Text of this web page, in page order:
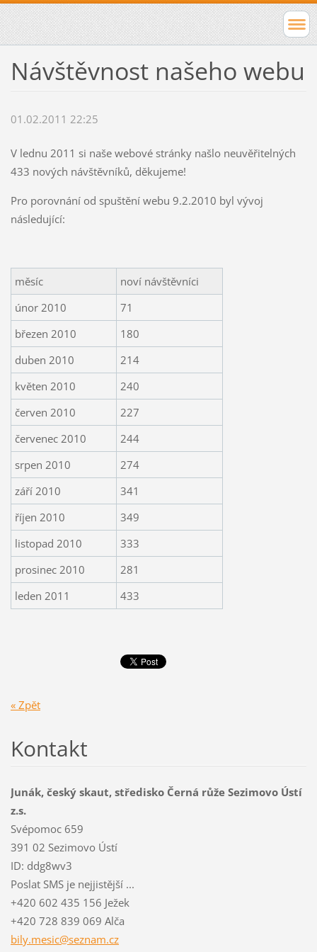
Návštěvnost našeho webu
01.02.2011 22:25
V lednu 2011 si naše webové stránky našlo neuvěřitelných
433 nových návštěvníků, děkujeme!
Pro porovnání od spuštění webu 9.2.2010 byl vývoj
následující:
měsíc
noví návštěvníci
únor 2010
71
březen 2010
180
duben 2010
214
květen 2010
240
červen 2010
227
červenec 2010
244
srpen 2010
274
září 2010
341
říjen 2010
349
listopad 2010
333
prosinec 2010
281
leden 2011
433
« Zpět
Kontakt
Junák, český skaut, středisko Černá růže Sezimovo Ústí
z.s.
Svépomoc 659
391 02 Sezimovo Ústí
ID: ddg8wv3
Poslat SMS je nejjistější ...
+420 602 435 156 Ježek
+420 728 839 069 Alča
bily.mesic@seznam.cz